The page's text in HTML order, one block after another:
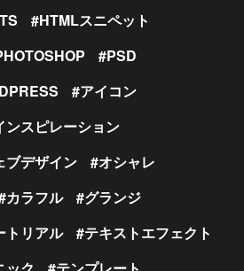
HTMLスニペット
PSD
アイコン
ンスピレーション
ブデザイン
オシャレ
カラフル
グランジ
トリアル
テキストエフェクト